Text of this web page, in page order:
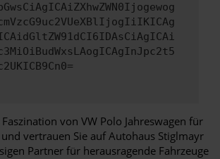
von VW Polo Jahreswagen für
vertrauen Sie auf Autohaus Stiglmayr
Partner für herausragende Fahrzeuge